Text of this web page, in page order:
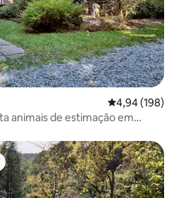
4,94 de uma
4,94 (198)
animais de estimação em